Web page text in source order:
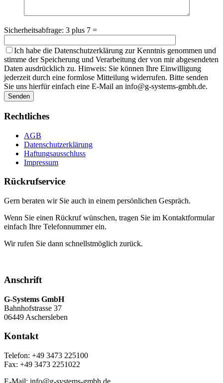
Sicherheitsabfrage: 3 plus 7 =
Ich habe die Datenschutzerklärung zur Kenntnis genommen und
stimme der Speicherung und Verarbeitung der von mir abgesendeten
Daten ausdrücklich zu. Hinweis: Sie können Ihre Einwilligung
jederzeit durch eine formlose Mitteilung widerrufen. Bitte senden
Sie uns hierfür einfach eine E-Mail an info@g-systems-gmbh.de.
Rechtliches
AGB
Datenschutzerklärung
Haftungsausschluss
Impressum
Rückrufservice
Gern beraten wir Sie auch in einem persönlichen Gespräch.
Wenn Sie einen Rückruf wünschen, tragen Sie im Kontaktformular
einfach Ihre Telefonnummer ein.
Wir rufen Sie dann schnellstmöglich zurück.
Anschrift
G-Systems GmbH
Bahnhofstrasse 37
06449 Aschersleben
Kontakt
Telefon: +49 3473 225100
Fax: +49 3473 2251022
E-Mail: info@g-systems-gmbh.de